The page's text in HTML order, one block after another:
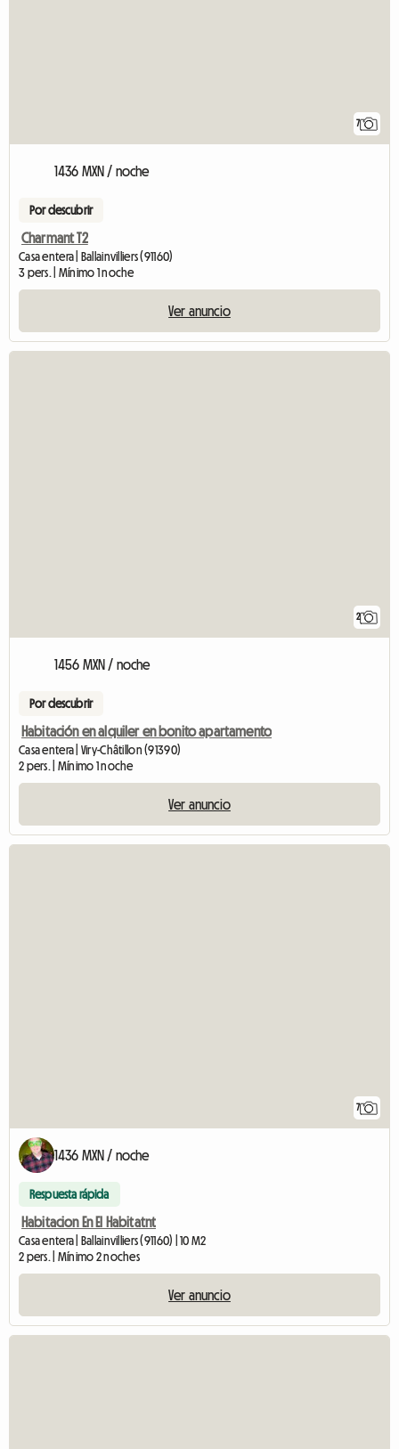
7
1436 MXN / noche
Por descubrir
Charmant T2
Casa entera | Ballainvilliers (91160)
3 pers. | Mínimo 1 noche
Ver anuncio
2
1456 MXN / noche
Por descubrir
Habitación en alquiler en bonito apartamento
Casa entera | Viry-Châtillon (91390)
2 pers. | Mínimo 1 noche
Ver anuncio
7
1436 MXN / noche
Respuesta rápida
Habitacion En El Habitatnt
Casa entera | Ballainvilliers (91160) | 10 M2
2 pers. | Mínimo 2 noches
Ver anuncio